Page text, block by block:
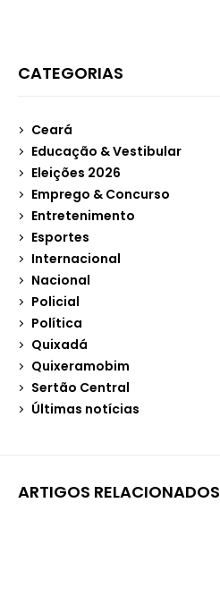
CATEGORIAS
Ceará
Educação & Vestibular
Eleições 2026
Emprego & Concurso
Entretenimento
Esportes
Internacional
Nacional
Policial
Política
Quixadá
Quixeramobim
Sertão Central
Últimas notícias
ARTIGOS RELACIONADOS